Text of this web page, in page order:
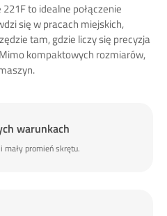
to idealne połączenie
się w pracach miejskich,
tam, gdzie liczy się precyzja
kompaktowych rozmiarów,
warunkach
mały promień skrętu.